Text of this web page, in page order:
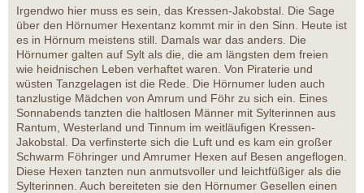
Irgendwo hier muss es sein, das Kressen-Jakobstal. Die Sage
über den Hörnumer Hexentanz kommt mir in den Sinn. Heute ist
es in Hörnum meistens still. Damals war das anders. Die
Hörnumer galten auf Sylt als die, die am längsten dem freien
wie heidnischen Leben verhaftet waren. Von Piraterie und
wüsten Tanzgelagen ist die Rede. Die Hörnumer luden auch
tanzlustige Mädchen von Amrum und Föhr zu sich ein. Eines
Sonnabends tanzten die haltlosen Männer mit Sylterinnen aus
Rantum, Westerland und Tinnum im weitläufigen Kressen-
Jakobstal. Da verfinsterte sich die Luft und es kam ein großer
Schwarm Föhringer und Amrumer Hexen auf Besen angeflogen.
Diese Hexen tanzten nun anmutsvoller und leichtfüßiger als die
Sylterinnen. Auch bereiteten sie den Hörnumer Gesellen einen